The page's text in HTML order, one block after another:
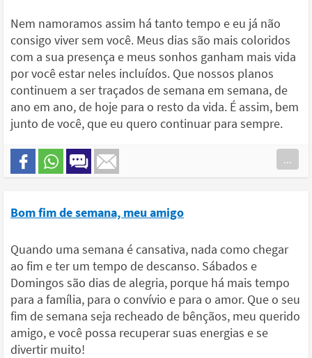
Nem namoramos assim há tanto tempo e eu já não
consigo viver sem você. Meus dias são mais coloridos
com a sua presença e meus sonhos ganham mais vida
por você estar neles incluídos. Que nossos planos
continuem a ser traçados de semana em semana, de
ano em ano, de hoje para o resto da vida. É assim, bem
junto de você, que eu quero continuar para sempre.
...
Bom fim de semana, meu amigo
Quando uma semana é cansativa, nada como chegar
ao fim e ter um tempo de descanso. Sábados e
Domingos são dias de alegria, porque há mais tempo
para a família, para o convívio e para o amor. Que o seu
fim de semana seja recheado de bênçãos, meu querido
amigo, e você possa recuperar suas energias e se
divertir muito!